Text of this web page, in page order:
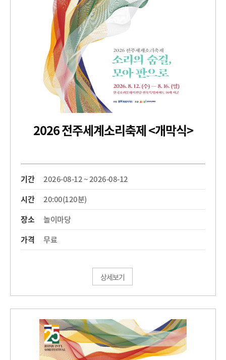
2026 전주세계소리축제 <개막식>
기간
2026-08-12 ~ 2026-08-12
시간
20:00(120분)
장소
놀이마당
가격
무료
상세보기